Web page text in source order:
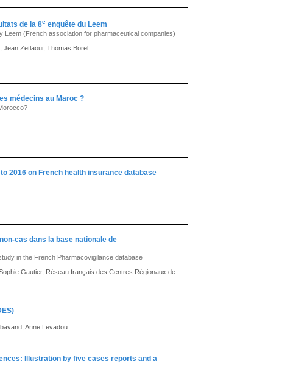
de la 8e enquête du Leem
(French association for pharmaceutical companies)
Jean Zetlaoui, Thomas Borel
médecins au Maroc ?
2016 on French health insurance database
cas dans la base nationale de
in the French Pharmacovigilance database
Gautier, Réseau français des Centres Régionaux de
Anne Levadou
Illustration by five cases reports and a